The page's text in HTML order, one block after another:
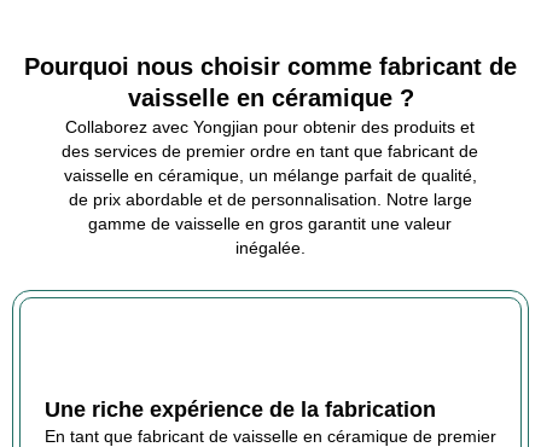
Pourquoi nous choisir comme fabricant de
vaisselle en céramique ?
Collaborez avec Yongjian pour obtenir des produits et
des services de premier ordre en tant que fabricant de
vaisselle en céramique, un mélange parfait de qualité,
de prix abordable et de personnalisation. Notre large
gamme de vaisselle en gros garantit une valeur
inégalée.
Une riche expérience de la fabrication
En tant que fabricant de vaisselle en céramique de premier